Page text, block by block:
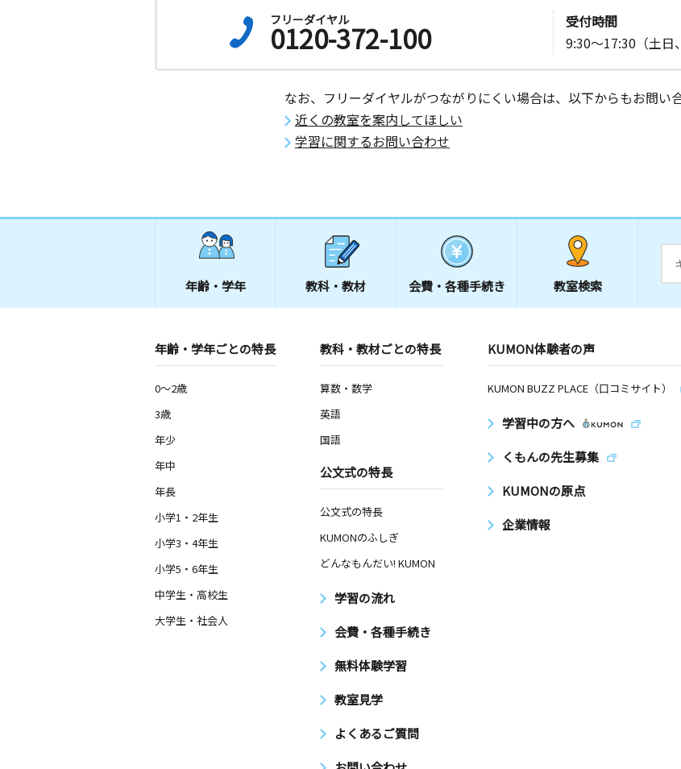
フリーダイヤル
0120-372-100
受付時間
9:30～17:30（土日
なお、フリーダイヤルがつながりにくい場合は、以下からもお問い
近くの教室を案内してほしい
学習に関するお問い合わせ
年齢・学年 教科・教材 会費・ 各種手続き 教室検索
年齢・学年ごとの特長
0～2歳
3歳
年少
年中
年長
小学1・2年生
小学3・4年生
小学5・6年生
中学生・高校生
大学生・社会人
教科・教材ごとの特長
算数・数学
英語
国語
公文式の特長
公文式の特長
KUMONのふしぎ
どんなもんだい! KUMON
学習の流れ
会費・各種手続き
無料体験学習
教室見学
よくあるご質問
KUMON体験者の声
KUMON BUZZ PLACE（口コミサイト）
学習中の方へ
くもんの先生募集
KUMONの原点
企業情報